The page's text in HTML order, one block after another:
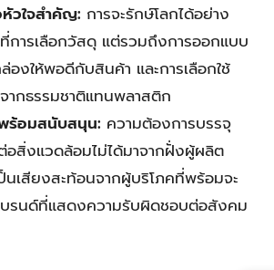
วใจสำคัญ: การจะรักษ์โลกได้อย่าง
การเลือกวัสดุ แต่รวมถึงการออกแบบ
องให้พอดีกับสินค้า และการเลือกใช้
ากธรรมชาติแทนพลาสติก
ร้อมสนับสนุน: ความต้องการบรรจุ
สิ่งแวดล้อมไม่ได้มาจากฝั่งผู้ผลิต
นเสียงสะท้อนจากผู้บริโภคที่พร้อมจะ
รนด์ที่แสดงความรับผิดชอบต่อสังคม